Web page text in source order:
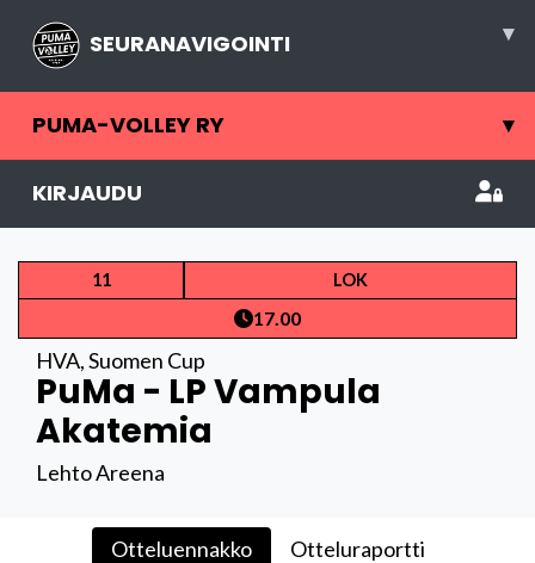
SEURANAVIGOINTI ▾
PUMA-VOLLEY RY ▾
KIRJAUDU
11 LOK
17.00
HVA,Suomen Cup
PuMa - LP Vampula
Akatemia
Lehto Areena
Otteluennakko Otteluraportti